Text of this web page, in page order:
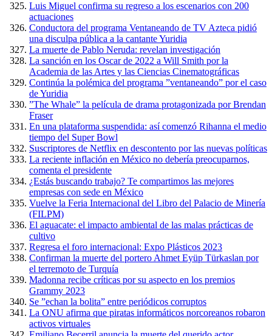
Luis Miguel confirma su regreso a los escenarios con 200
actuaciones
Conductora del programa Ventaneando de TV Azteca pidió
una disculpa pública a la cantante Yuridia
La muerte de Pablo Neruda: revelan investigación
La sanción en los Oscar de 2022 a Will Smith por la
Academia de las Artes y las Ciencias Cinematográficas
Continúa la polémica del programa ”ventaneando” por el caso
de Yuridia
”The Whale” la película de drama protagonizada por Brendan
Fraser
En una plataforma suspendida: así comenzó Rihanna el medio
tiempo del Super Bowl
Suscriptores de Netflix en descontento por las nuevas políticas
La reciente inflación en México no debería preocuparnos,
comenta el presidente
¿Estás buscando trabajo? Te compartimos las mejores
empresas con sede en México
Vuelve la Feria Internacional del Libro del Palacio de Minería
(FILPM)
El aguacate: el impacto ambiental de las malas prácticas de
cultivo
Regresa el foro internacional: Expo Plásticos 2023
Confirman la muerte del portero Ahmet Eyüp Türkaslan por
el terremoto de Turquía
Madonna recibe críticas por su aspecto en los premios
Grammy 2023
Se ”echan la bolita” entre periódicos corruptos
La ONU afirma que piratas informáticos norcoreanos robaron
activos virtuales